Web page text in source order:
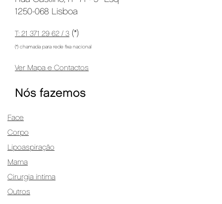
1250-068 Lisboa
T: 21 371 29 62 / 3 (*)
(*) chamada para rede fixa nacional
Ver Mapa e Contactos
Nós fazemos
Face
Corpo
Lipoaspiração
Mama
Cirurgia íntima
Outros